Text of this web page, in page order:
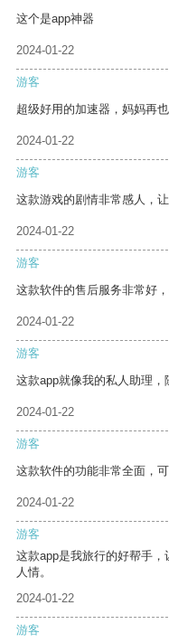
这个是app神器
2024-01-22
游客
超级好用的加速器，妈妈再
2024-01-22
游客
这款游戏的剧情非常感人，让
2024-01-22
游客
这款软件的售后服务非常好
2024-01-22
游客
这款app就像我的私人助理，
2024-01-22
游客
这款软件的功能非常全面，
2024-01-22
游客
这款app是我旅行的好帮手
人情。
2024-01-22
游客